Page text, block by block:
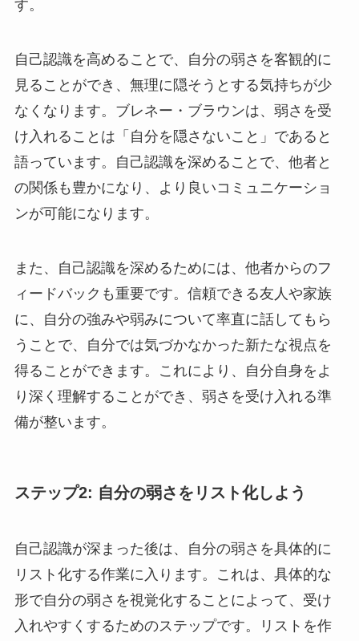
す。
自己認識を高めることで、自分の弱さを客観的に
見ることができ、無理に隠そうとする気持ちが少
なくなります。ブレネー・ブラウンは、弱さを受
け入れることは「自分を隠さないこと」であると
語っています。自己認識を深めることで、他者と
の関係も豊かになり、より良いコミュニケーショ
ンが可能になります。
また、自己認識を深めるためには、他者からのフ
ィードバックも重要です。信頼できる友人や家族
に、自分の強みや弱みについて率直に話してもら
うことで、自分では気づかなかった新たな視点を
得ることができます。これにより、自分自身をよ
り深く理解することができ、弱さを受け入れる準
備が整います。
ステップ2: 自分の弱さをリスト化しよう
自己認識が深まった後は、自分の弱さを具体的に
リスト化する作業に入ります。これは、具体的な
形で自分の弱さを視覚化することによって、受け
入れやすくするためのステップです。リストを作